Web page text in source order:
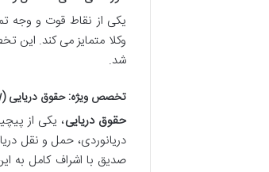
یکی از نقاط قوت و وجه
وکلا متمایز می کند. این
شد.
تخصص ویژه: حقوق دریایی (Maritime Law)
حقوق دریایی، یکی از
دریانوردی، حمل و نقل
صدیق با اشراف کامل به